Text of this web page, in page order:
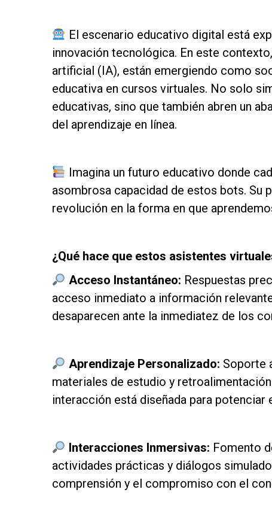
El escenario educativo digital está
innovación tecnológica. En este
artificial (IA), están emergiendo como
educativa en cursos virtuales. No solo
educativas, sino que también abren un
del aprendizaje en línea.
Imagina un futuro educativo donde
asombrosa capacidad de estos bots. Su
revolución en la forma en que
¿Qué hace que estos asistentes
Acceso Instantáneo: Respuestas
acceso inmediato a información
desaparecen ante la inmediatez de los
Aprendizaje Personalizado: Soporte
materiales de estudio y
interacción está diseñada para potenciar
Interacciones Inmersivas: Fomento
actividades prácticas y diálogos
comprensión y el compromiso con el